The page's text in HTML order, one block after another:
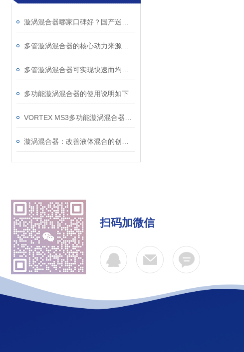
多功能漩涡混合器的使用说明如下
扫码加微信